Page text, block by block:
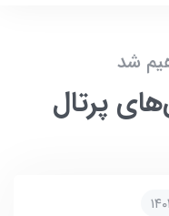
شد
پرتال